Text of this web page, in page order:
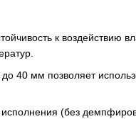
к воздействию
40 мм позволяет
(без